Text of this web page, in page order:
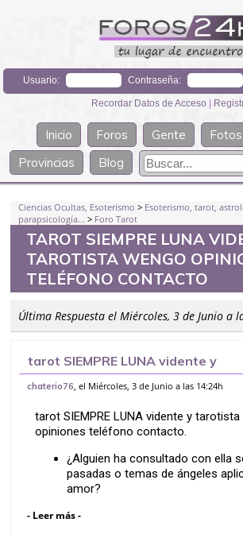
Usuario: Contraseña:
Recordar Datos de Acceso |
Inicio Foros Gente Fotos
Provincias
Blog
Ciencias Ocultas, Esoterismo > Esoterismo, tarot,
parapsicología... > Foro Tarot
TAROT SIEMPRE LUNA
TAROTISTA WENGO
TELÉFONO CONTACTO
Última Respuesta el Miércoles, 3 de Junio a
tarot SIEMPRE LUNA vidente y
tarotista wengo opiniones
chaterio76 , el Miércoles, 3 de Junio a las 14:24h
tarot SIEMPRE LUNA vidente y
opiniones teléfono contacto.
¿Alguien ha consultado con ella
pasadas o temas de ángeles
amor?
¿Es certera descubriendo los
- Leer más -